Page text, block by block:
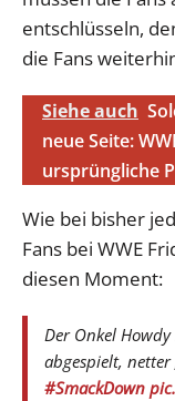
entschlüsseln,
die Fans
Siehe auch
neue Seite:
ursprüngliche
Wie bei bisher
Fans bei WWE
diesen Moment:
Der Onkel
abgespielt, netter
#SmackDown